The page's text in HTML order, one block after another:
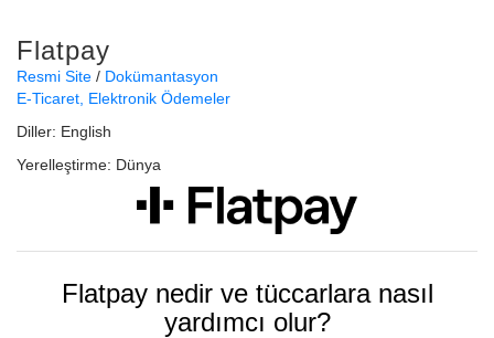
Flatpay
Resmi Site
Dokümantasyon
E-Ticaret Elektronik Ödemeler
Diller: English
Yerelleştirme: Dünya
Flatpay nedir ve tüccarlara nasıl
yardımcı olur?